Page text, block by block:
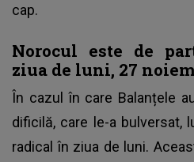
cap.
Norocul este de
ziua de luni, 27
În cazul în care Balanțele
dificilă, care le-a bulversat,
radical în ziua de luni.